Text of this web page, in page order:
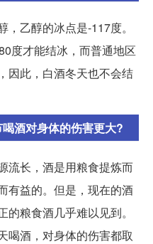
乙醇的冰点是-117度。
度才能结冰，而普通地区
因此，白酒冬天也不会结
酒对身体的伤害更大?
流长，酒是用粮食提炼而
有益的。但是，现在的酒
粮食酒几乎难以见到。
喝酒，对身体的伤害都取